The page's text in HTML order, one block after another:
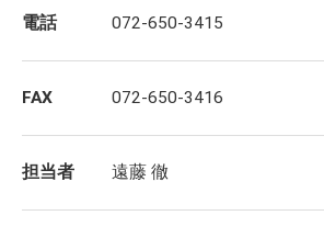
電話 072-650-3415
FAX 072-650-3416
担当者 遠藤 徹